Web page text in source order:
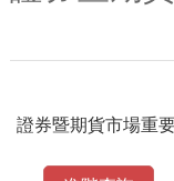
證券暨期貨市場重